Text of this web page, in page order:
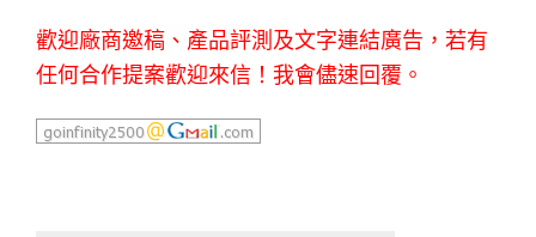
歡迎廠商邀稿、產品評測及文字連結廣告，若有
任何合作提案歡迎來信！我會儘速回覆。